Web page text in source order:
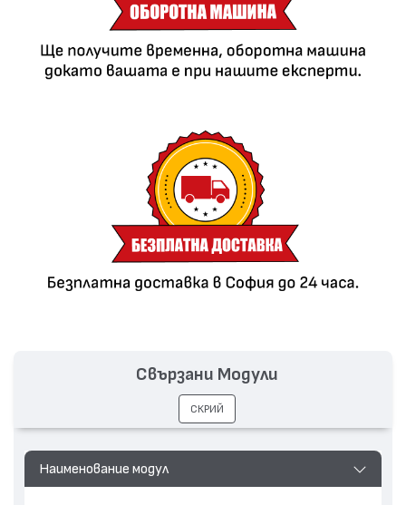
Наименование модул
Свързани Модули
СКРИЙ